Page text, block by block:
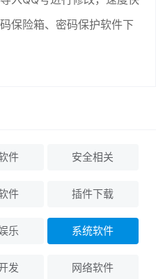
保险箱、密码保护软件下
件 安全相关
件 插件下载
乐 系统软件
发 网络软件